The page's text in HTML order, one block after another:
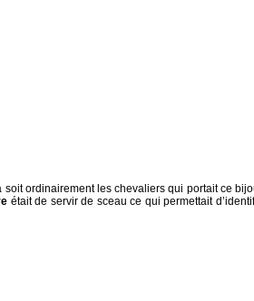
ordinairement les chevaliers qui portait ce
était de servir de sceau ce qui permettait